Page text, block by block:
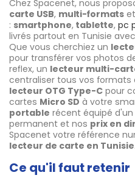
Chez Spacenet, nous
carte USB, multi-formats et
: smartphone, tablette, pc
livrés partout en Tunisie avec
Que vous cherchiez un
pour transférer vos photos
reflex, un lecteur multi-
centraliser tous vos formats
lecteur OTG Type-C pour
cartes Micro SD à votre
portable récent équipé
permanent et nos prix en
Spacenet votre référence
lecteur de carte en Tunisie
Ce qu'il faut retenir